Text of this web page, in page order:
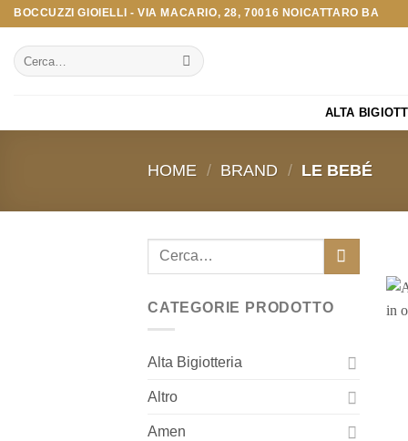
Salta
contenuti
BOCCUZZI GIOIELLI - VIA MACARIO, 28, 70016 NOICATTARO BA
Cerca:
ALTA
HOME / BRAND / LE BEBÉ
Cerca:
CATEGORIE PRODOTTO
Alta Bigiotteria
Altro
Amen